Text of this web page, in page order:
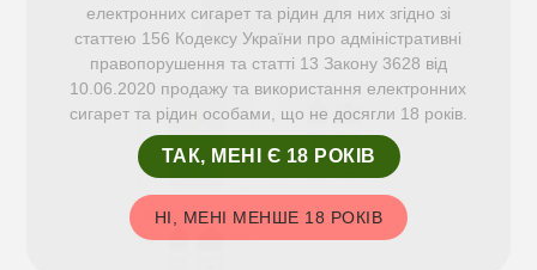
електронних сигарет та рідин для них згідно зі
статтею 156 Кодексу України про адміністративні
правопорушення та статті 13 Закону 3628 від
10.06.2020 продажу та використання електронних
сигарет та рідин особами, що не досягли 18 років.
ТАК, МЕНІ Є 18 РОКІВ
НІ, МЕНІ МЕНШЕ 18 РОКІВ